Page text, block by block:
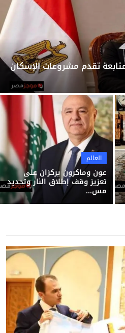
تقدم مشروعات الإسكان
العالم
عون وماكرون يركزان على
تعزيز وقف إطلاق النار وتحديد
مس...